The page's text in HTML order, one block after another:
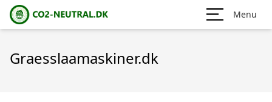
Menu
Graesslaamaskiner.dk